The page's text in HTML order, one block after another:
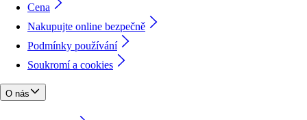
Cena
Nakupujte online bezpečně
Podmínky používání
Soukromí a cookies
O nás